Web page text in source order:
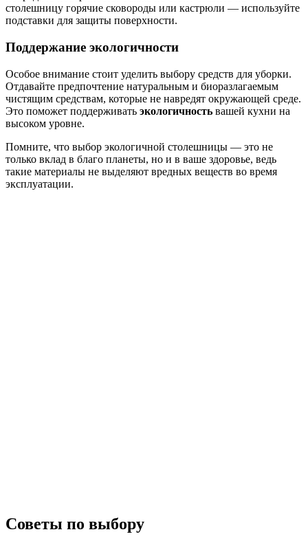
столешницу горячие сковороды или кастрюли — используйте
подставки для защиты поверхности.
Поддержание экологичности
Особое внимание стоит уделить выбору средств для уборки.
Отдавайте предпочтение натуральным и биоразлагаемым
чистящим средствам, которые не навредят окружающей среде.
Это поможет поддерживать экологичность вашей кухни на
высоком уровне.
Помните, что выбор экологичной столешницы — это не
только вклад в благо планеты, но и в ваше здоровье, ведь
такие материалы не выделяют вредных веществ во время
эксплуатации.
Советы по выбору